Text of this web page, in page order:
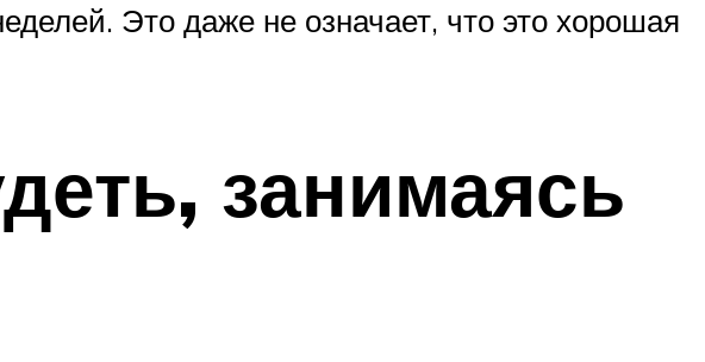
Это даже не означает, что это хорошая
занимаясь